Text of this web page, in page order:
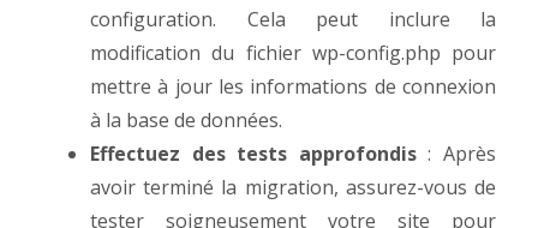
configuration. Cela peut inclure la
modification du fichier wp-config.php pour
mettre à jour les informations de connexion
à la base de données.
Effectuez des tests approfondis: Après
avoir terminé la migration, assurez-vous de
tester soigneusement votre site pour